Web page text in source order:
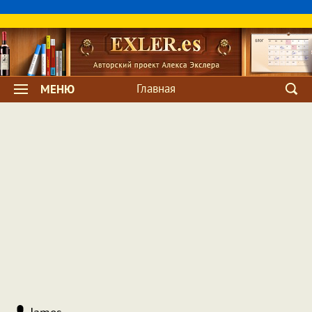
МЕНЮ Главная